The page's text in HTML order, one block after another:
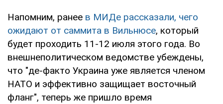
Напомним, ранее в МИДе рассказали, чего
ожидают от саммита в Вильнюсе, который
будет проходить 11-12 июля этого года. Во
внешнеполитическом ведомстве убеждены,
что "де-факто Украина уже является членом
НАТО и эффективно защищает восточный
фланг", теперь же пришло время